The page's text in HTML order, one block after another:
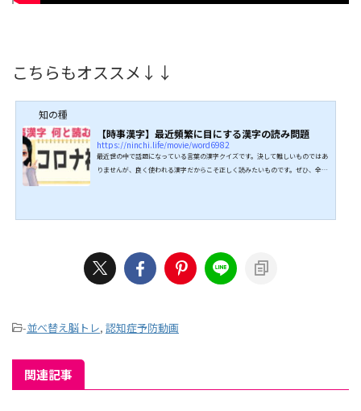
こちらもオススメ↓↓
知の種
【時事漢字】最近頻繁に目にする漢字の読み問題
https://ninchi.life/movie/word6982
最近世の中で話題になっている言葉の漢字クイズです。決して難しいものではあ
りませんが、良く使われる漢字だからこそ正しく読みたいものです。ぜひ、全問
-並べ替え脳トレ, 認知症予防動画
関連記事